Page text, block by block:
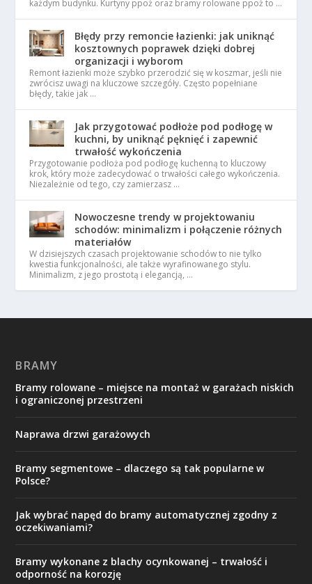
każdym budynku. Kurtyny ppoż oraz bramy rolowane ppoż to …
Błędy przy remoncie łazienki: jak uniknąć
kosztownych poprawek dzięki dobrej
organizacji i wyborom
Remont łazienki może szybko przerodzić się w koszmar, jeśli nie
zwrócisz uwagi na kluczowe szczegóły. Często popełniane
błędy, takie jak …
Jak przygotować podłoże pod podłogę w
kuchni, by uniknąć pęknięć i zapewnić
trwałość wykończenia
Przygotowanie podłoża pod podłogę kuchenną to kluczowy
krok, który może zadecydować o trwałości całego wykończenia.
Niezależnie od tego, czy zamierzasz …
Nowoczesne trendy w projektowaniu
schodów: minimalizm i połączenie różnych
materiałów
W dzisiejszych czasach projektowanie schodów to nie tylko
kwestia funkcjonalności, ale także wyrafinowanego stylu.
Minimalizm, z jego prostotą i elegancją, …
BRAMY
Bramy rolowane – miejsce na montaż w garażach niskich
i ograniczonej przestrzeni
Naprawa drzwi garażowych
Bramy segmentowe – dlaczego są tak popularne w
Polsce?
Jak wybrać napęd do bramy automatycznej zgodny z
oczekiwaniami?
Bramy wykonane z blachy ocynkowanej – trwałość i
odporność na korozję